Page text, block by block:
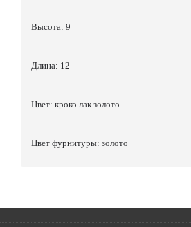
Высота: 9
Длина: 12
Цвет: кроко лак золото
Цвет фурнитуры: золото